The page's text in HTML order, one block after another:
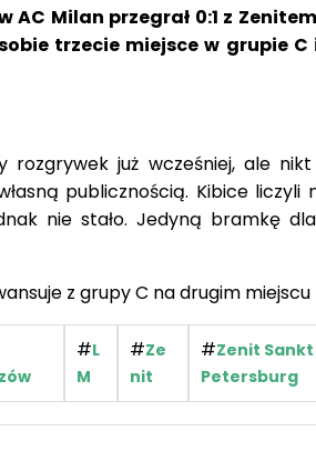
Milan przegrał 0:1 z
trzecie miejsce w grupie C
rozgrywek już wcześniej, ale
publicznością. Kibice liczyli
nie stało. Jedyną bramkę
z grupy C na drugim miejscu
#L
M
#Ze
nit
#Zenit Sankt
Petersburg